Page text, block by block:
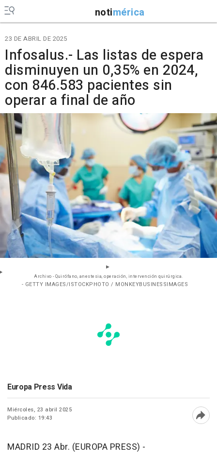
notimérica
23 DE ABRIL DE 2025
Infosalus.- Las listas de espera
disminuyen un 0,35% en 2024,
con 846.583 pacientes sin
operar a final de año
Archivo - Quirófano, anestesia, operación, intervención quirúrgica.
- GETTY IMAGES/ISTOCKPHOTO / MONKEYBUSINESSIMAGES
Europa Press Vida
Miércoles, 23 abril 2025
Publicado: 19:43
MADRID 23 Abr. (EUROPA PRESS) -